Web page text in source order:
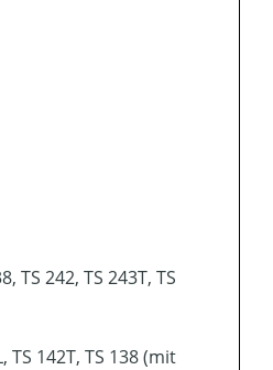
TS 242, TS 243T, TS
TS 142T, TS 138 (mit